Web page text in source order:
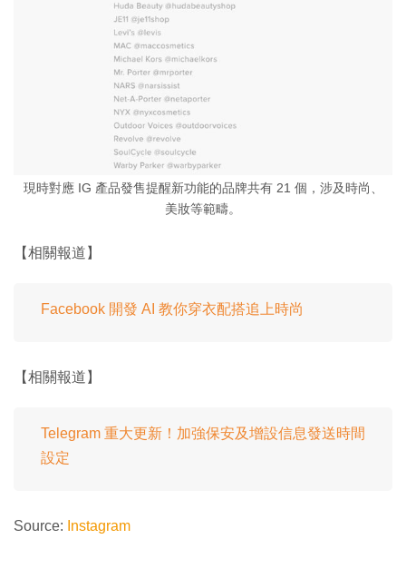
現時對應 IG 產品發售提醒新功能的品牌共有 21 個，涉及時尚、
美妝等範疇。
【相關報道】
Facebook 開發 AI 教你穿衣配搭追上時尚
【相關報道】
Telegram 重大更新！加強保安及增設信息發送時間
設定
Source: Instagram